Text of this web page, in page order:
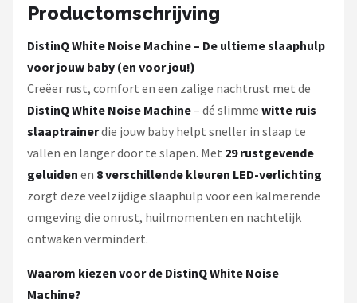
Productomschrijving
DistinQ White Noise Machine – De ultieme slaaphulp
voor jouw baby (en voor jou!)
Creëer rust, comfort en een zalige nachtrust met de
DistinQ White Noise Machine– dé slimme witte ruis
slaaptrainerdie jouw baby helpt sneller in slaap te
vallen en langer door te slapen. Met 29 rustgevende
geluiden en 8 verschillende kleuren LED-verlichting
zorgt deze veelzijdige slaaphulp voor een kalmerende
omgeving die onrust, huilmomenten en nachtelijk
ontwaken vermindert.
Waarom kiezen voor de DistinQ White Noise
Machine?